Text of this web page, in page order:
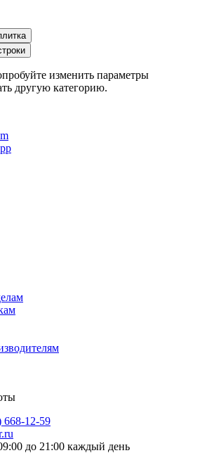
изменить параметры
другую категорию.
668-12-59
до 21:00 каждый день